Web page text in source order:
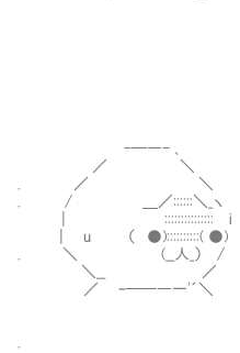
-─―- ､
／ ＼
. ／ ＼
. / ＿／::::::＼_ヽ
| ::::::::::::::: i
| u （ ●)::::::::::( ●) や
. ＼ (__人_） /
＼__ ／ 「バビロン
／ ｰ──―一'´＼